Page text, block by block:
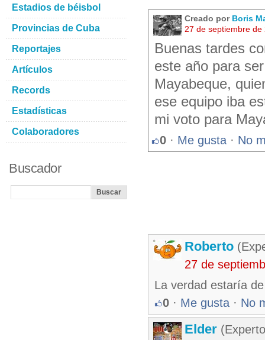
Creado por Boris
27 de septiembre
Buenas tardes
este año para
Mayabeque,
ese equipo iba
mi voto para
0 · Me gusta · No
Roberto
27 de
La verdad estaría
0 · Me gusta · No
Elder
Estadios de béisbol
Provincias de Cuba
Reportajes
Artículos
Records
Estadísticas
Colaboradores
Buscador